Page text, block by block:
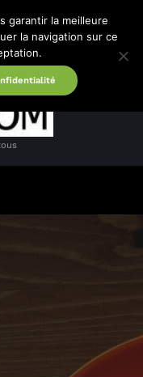
garantir la meilleure
la navigation sur ce